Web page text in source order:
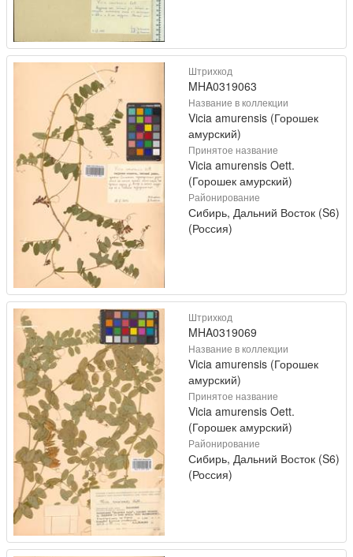
Штрихкод
MHA0319063
Название в коллекции
Vicia amurensis (Горошек
амурский)
Принятое название
Vicia amurensis Oett.
(Горошек амурский)
Районирование
Сибирь, Дальний Восток (S6)
(Россия)
Штрихкод
MHA0319069
Название в коллекции
Vicia amurensis (Горошек
амурский)
Принятое название
Vicia amurensis Oett.
(Горошек амурский)
Районирование
Сибирь, Дальний Восток (S6)
(Россия)